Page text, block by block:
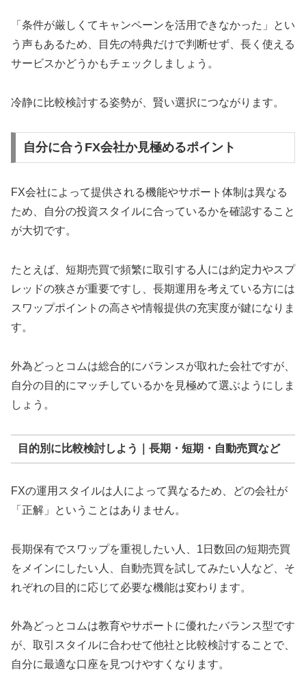
「条件が厳しくてキャンペーンを活用できなかった」とい
う声もあるため、目先の特典だけで判断せず、長く使える
サービスかどうかもチェックしましょう。
冷静に比較検討する姿勢が、賢い選択につながります。
自分に合うFX会社か見極めるポイント
FX会社によって提供される機能やサポート体制は異なる
ため、自分の投資スタイルに合っているかを確認すること
が大切です。
たとえば、短期売買で頻繁に取引する人には約定力やスプ
レッドの狭さが重要ですし、長期運用を考えている方には
スワップポイントの高さや情報提供の充実度が鍵になりま
す。
外為どっとコムは総合的にバランスが取れた会社ですが、
自分の目的にマッチしているかを見極めて選ぶようにしま
しょう。
目的別に比較検討しよう｜長期・短期・自動売買など
FXの運用スタイルは人によって異なるため、どの会社が
「正解」ということはありません。
長期保有でスワップを重視したい人、1日数回の短期売買
をメインにしたい人、自動売買を試してみたい人など、そ
れぞれの目的に応じて必要な機能は変わります。
外為どっとコムは教育やサポートに優れたバランス型です
が、取引スタイルに合わせて他社と比較検討することで、
自分に最適な口座を見つけやすくなります。